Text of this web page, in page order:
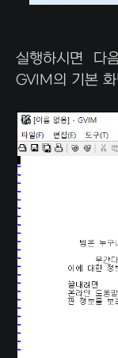
실행하시면 다
GVIM의 기본 화